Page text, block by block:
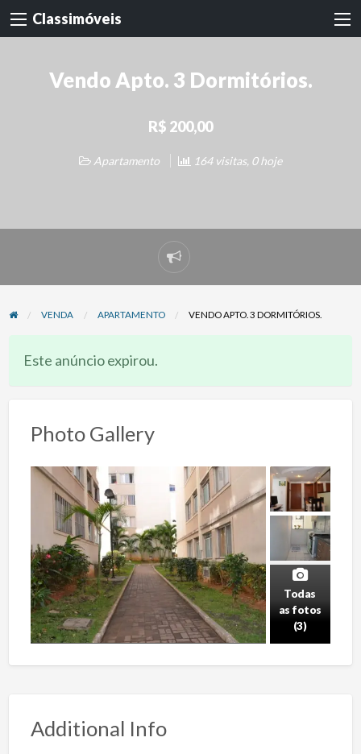
Classimóveis
Vendo Apto. 3 Dormitórios.
R$ 200,00
Apartamento 164 visitas, 0 hoje
Denunciar
problema
VENDA APARTAMENTO VENDO APTO. 3 DORMITÓRIOS.
Este anúncio expirou.
Photo Gallery
Todas
as fotos
(3)
Additional Info